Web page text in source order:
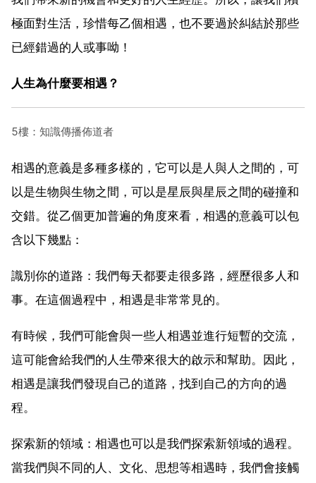
極面對生活，珍惜每乙個相遇，也不要過於糾結於那些
已經錯過的人或事呦！
人生為什麼要相遇？
5樓：知識傳播佈道者
相遇的意義是多種多樣的，它可以是人與人之間的，可
以是生物與生物之間，可以是星辰與星辰之間的碰撞和
交錯。從乙個更加普遍的角度來看，相遇的意義可以包
含以下幾點：
識別你的道路：我們每天都要走很多路，經歷很多人和
事。在這個過程中，相遇是非常常見的。
有時候，我們可能會與一些人相遇並進行短暫的交流，
這可能會給我們的人生帶來很大的啟示和幫助。因此，
相遇是讓我們發現自己的道路，找到自己的方向的過
程。
探索新的領域：相遇也可以是我們探索新領域的過程。
當我們與不同的人、文化、思想等相遇時，我們會接觸